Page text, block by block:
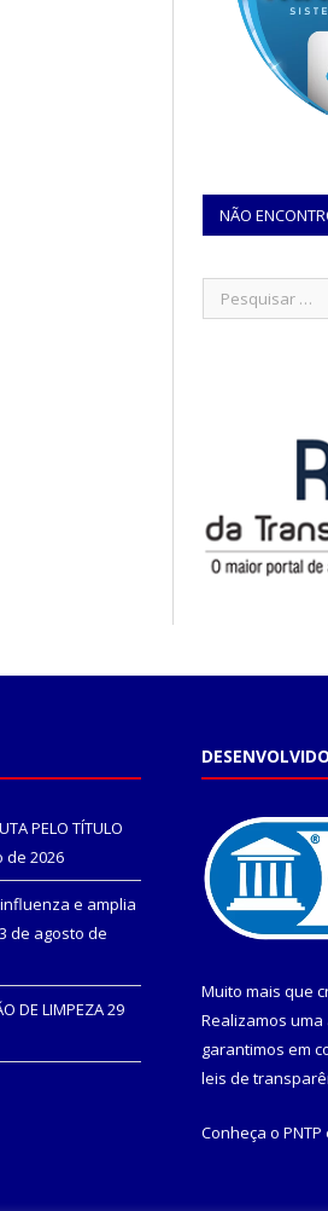
NÃO
PELO TÍTULO
de 2026
e amplia
3 de agosto de
DE LIMPEZA29
Muito mais que
Realizamos uma
garantimos em
leis de
Conheça o PNTP